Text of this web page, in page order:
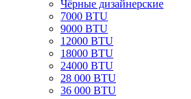
Чёрные дизайнерские
7000 BTU
9000 BTU
12000 BTU
18000 BTU
24000 BTU
28 000 BTU
36 000 BTU